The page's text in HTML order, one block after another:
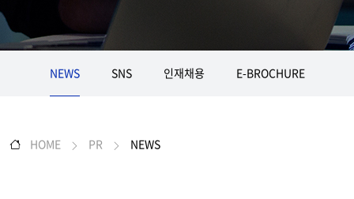
NEWS SNS 인재채용 E-BROCHURE
HOME PR NEWS